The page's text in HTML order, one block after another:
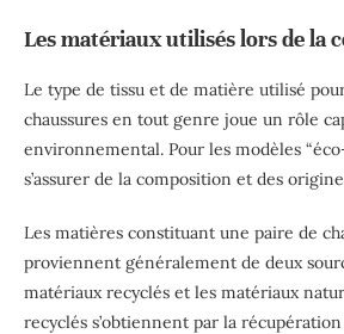
Les matériaux utilisés lors de la
Le type de tissu et de matière utilisé
chaussures en tout genre joue un rôle
environnemental. Pour les modèles
s’assurer de la composition et des
Les matières constituant une paire de
proviennent généralement de deux
matériaux recyclés et les matériaux
recyclés s’obtiennent par la